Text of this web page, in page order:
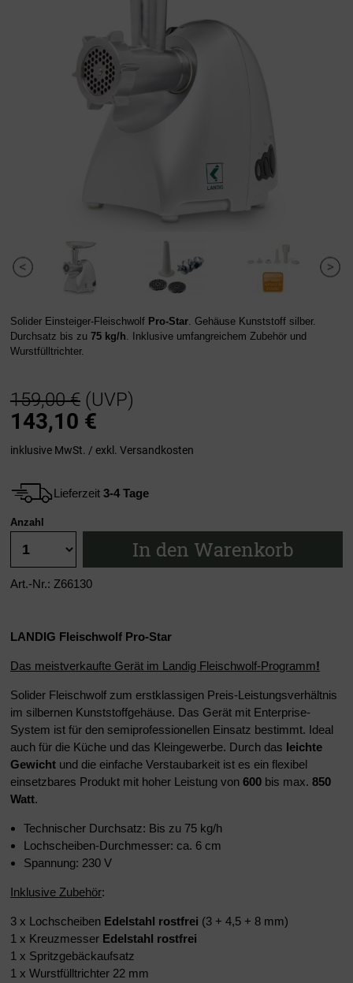
Solider Einsteiger-Fleischwolf Pro-Star . Gehäuse Kunststoff silber.
Durchsatz bis zu 75 kg/h . Inklusive umfangreichem Zubehör und
Wurstfülltrichter.
159,00 € (UVP)
143,10 €
inklusive MwSt. / exkl. Versandkosten
Lieferzeit 3-4 Tage
Anzahl
In den Warenkorb
Art.-Nr.: Z66130
LANDIG Fleischwolf Pro-Star
Das meistverkaufte Gerät im Landig Fleischwolf-Programm!
Solider Fleischwolf zum erstklassigen Preis-Leistungsverhältnis
im silbernen Kunststoffgehäuse. Das Gerät mit Enterprise-
System ist für den semiprofessionellen Einsatz bestimmt. Ideal
auch für die Küche und das Kleingewerbe. Durch das leichte
Gewicht und die einfache Verstaubarkeit ist es ein flexibel
einsetzbares Produkt mit hoher Leistung von 600 bis max. 850
Watt.
Technischer Durchsatz: Bis zu 75 kg/h
Lochscheiben-Durchmesser: ca. 6 cm
Spannung: 230 V
Inklusive Zubehör:
3 x Lochscheiben Edelstahl rostfrei (3 + 4,5 + 8 mm)
1 x Kreuzmesser Edelstahl rostfrei
1 x Spritzgebäckaufsatz
1 x Wurstfülltrichter 22 mm